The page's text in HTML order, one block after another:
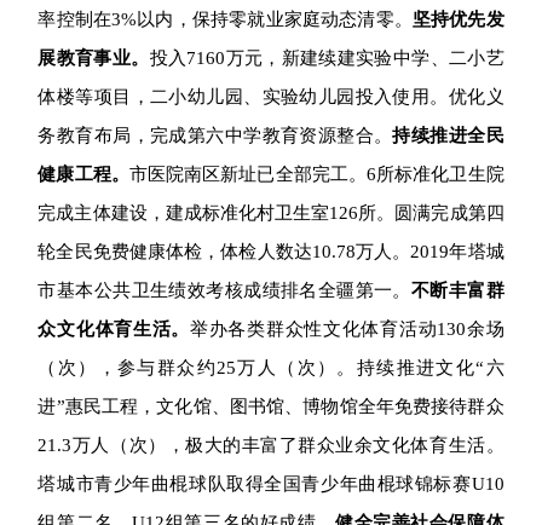
率控制在3%以内，保持零就业家庭动态清零。 坚持优先发
展教育事业。 投入7160万元， 新建续建实验中学、二小艺
体楼等项目，二小幼儿园、实验幼儿园投入使用。 优化义
务教育布局，完成第六中学教育资源整合。持续推进全民
健康工程。 市医院南区新址已全部完工。 6所标准化卫生院
完成主体建设，建成标准化村卫生室126所。圆满完成第四
轮全民免费健康体检，体检人数达10.78万人。2019年塔城
市基本公共卫生绩效考核成绩排名全疆第一。 不断丰富群
众文化体育生活。举办各类群众性文化体育活动130余场
（次），参与群众约25万人（次）。 持续推进文化“六
进”惠民工程，文化馆、图书馆、博物馆全年免费接待群众
21.3万人（次），极大的丰富了群众业余文化体育生活。
塔城市青少年曲棍球队取得全国青少年曲棍球锦标赛U10